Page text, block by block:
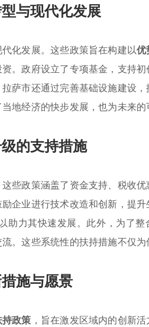
与现代化发展
化发展。这些政策旨在构建以优
。政府设立了专项基金，支持初
萨市还通过完善基础设施建设，
地经济的快步发展，也为未来的
的支持措施
些政策涵盖了资金支持、税收
励企业进行技术改造和创新，提升
助力其快速发展。此外，为了整
。这些系统性的扶持措施不仅
施与愿景
政策 ，旨在激发区域内的创新